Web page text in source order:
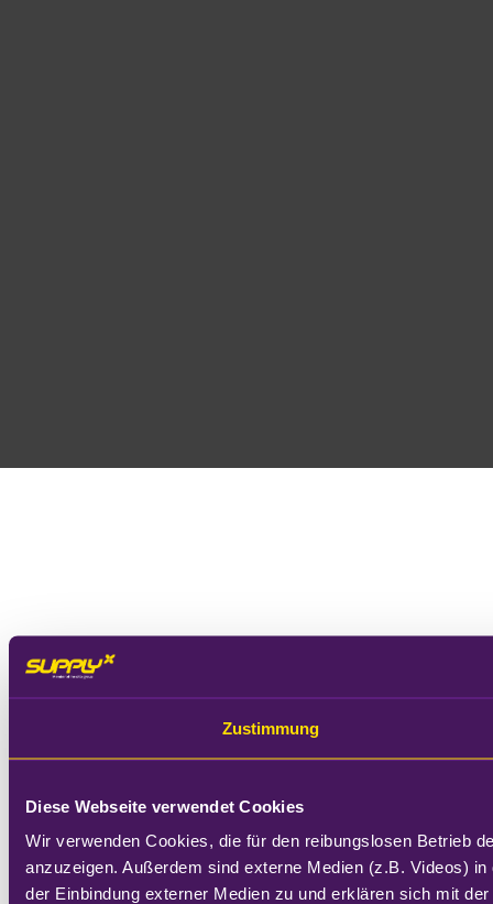
Zustimmung
Diese Webseite verwendet Cookies
Wir verwenden Cookies, die für den reibungslosen Betrieb
anzuzeigen. Außerdem sind externe Medien (z.B. Videos)
der Einbindung externer Medien zu und erklären sich mit